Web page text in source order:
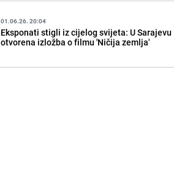
01.06.26. 20:04
Eksponati stigli iz cijelog svijeta: U Sarajevu
otvorena izložba o filmu 'Ničija zemlja'